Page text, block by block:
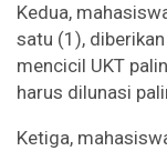
Kedua,
satu (1),
mencicil UKT
harus dilunasi
Ketiga,